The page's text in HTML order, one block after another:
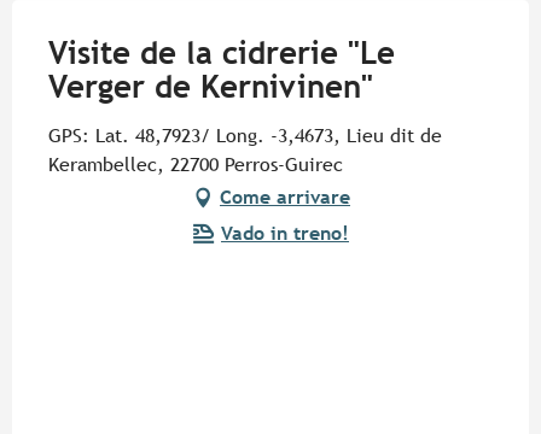
Visite de la cidrerie "Le
Verger de Kernivinen"
GPS: Lat. 48,7923/ Long. -3,4673, Lieu dit de
Kerambellec, 22700 Perros-Guirec
Come arrivare
Vado in treno!